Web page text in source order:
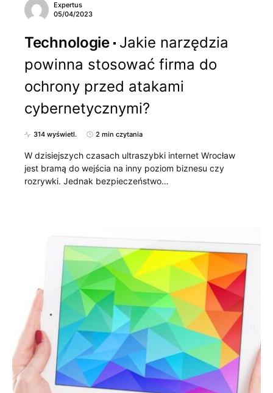
Expertus
05/04/2023
Technologie Jakie narzędzia
powinna stosować firma do
ochrony przed atakami
cybernetycznymi?
314 wyświetl. 2 min czytania
W dzisiejszych czasach ultraszybki internet Wrocław
jest bramą do wejścia na inny poziom biznesu czy
rozrywki. Jednak bezpieczeństwo…